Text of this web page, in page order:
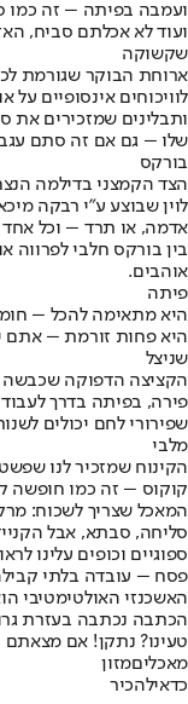
ועוד לא אכלתם סביח,
שקשוקה
ארוחת הבוקר שגורמת
לוויכוחים אינסופיים על
ותבלינים שמזכירים את
שלו – גם אם זה סתם
בורקס
הצד הקמצני בדילמה
לוין שבוצע ע"י רבקה
אדמה, או תרד – וכל
בין בורקס חלבי לפרווה
אוהבים.
פיתה
היא מתאימה להכל –
היא פחות זורמת – אתם
שניצל
הקציצה הדפוקה שכבשה
פירה, בפיתה בדרך
שפירורי לחם יכולים
מלבי
הקינוח שמזכיר לנו
קוקוס – זה כמו חופשה
המאכל שצריך לשכוח:
סליחה, סבתא, אבל
ספוגיים וכופים עלינו
פסח – עובדה בלתי
האשכנזי האולטימטיבי
הכתבה נכתבה בעזרת
טעינו? נתקן! אם
מאכליםמזון
כדאילהכיר